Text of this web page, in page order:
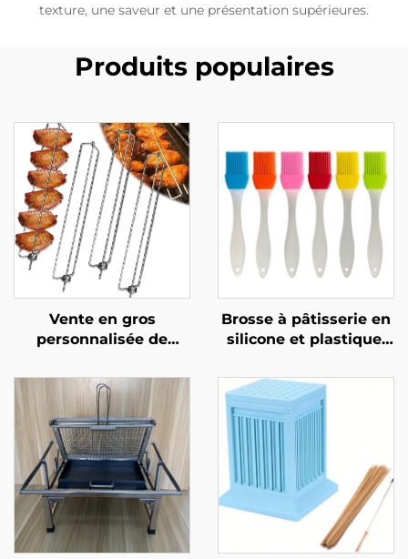
texture, une saveur et une présentation supérieures.
Produits populaires
Vente en gros
personnalisée de
latéraux pour
barbecue destinés au
commerce
transfrontalier,
fourchettes pour
grillades en extérieur,
grils et outils de
barbecue
Brosse à pâtisserie en
silicone et plastique,
antiadhésive, de haute
qualité, pour le
barbecue au charbon
de bois, ustensile de
cuisine pour
badigeonner les
aliments avec des
sauces